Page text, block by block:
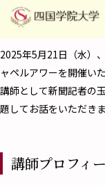
2025年5月21日（水）
ャペルアワーを開催いた
講師として新聞記者
題してお話をいただきま
講師プロフィ